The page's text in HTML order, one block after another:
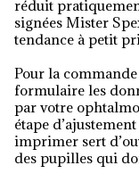
réduit
signées Mister
tendance à petit
Pour la
formulaire les
par votre
étape
imprimer sert
des pupilles qui